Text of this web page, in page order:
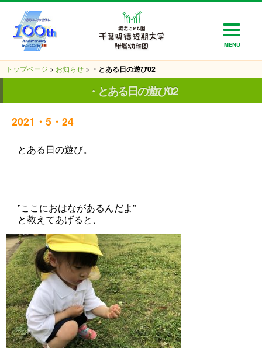
MENU
トップページ > お知らせ > ・とある日の遊び02
・とある日の遊び02
2021・5・24
とある日の遊び。
”ここにおはながあるんだよ”
と教えてあげると、